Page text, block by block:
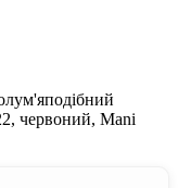
червоний, Mani